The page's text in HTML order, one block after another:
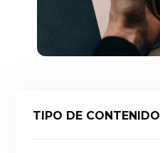
TIPO DE CONTENIDO